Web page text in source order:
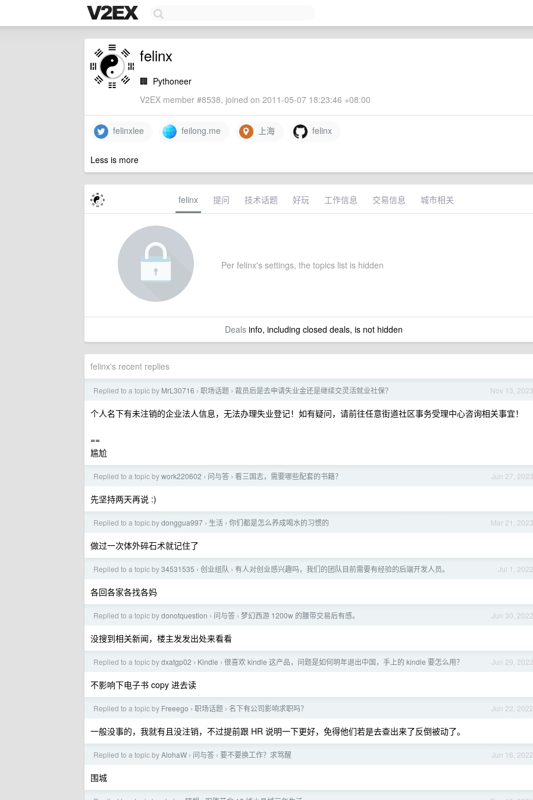
felinx
🏢 Pythoneer
V2EX member #8538, joined on 2011-05-07 18:23:46 +08:00
felinxlee feilong.me 上海 felinx
Less is more
felinx 提问 技术话题 好玩 工作信息 交易信息 城市相关
Per felinx's settings, the topics list is hidden
Dealsinfo, including closed deals, is not hidden
felinx's recent replies
Nov 13, 2023
Replied to a topic by MrL30716 › 职场话题 › 裁员后是去申请失业金还是继续交灵活就业社保？
个人名下有未注销的企业法人信息，无法办理失业登记！如有疑问，请前往任意街道社区事务受理中心咨询相关事宜！
==
尴尬
Jun 27, 2023
Replied to a topic bywork220602 › 问与答 › 看三国志，需要哪些配套的书籍？
先坚持两天再说 :)
Mar 21, 2023
Replied to a topic bydonggua997 › 生活 › 你们都是怎么养成喝水的习惯的
做过一次体外碎石术就记住了
Jul 1, 2022
Replied to a topic by34531535 › 创业组队 › 有人对创业感兴趣吗，我们的团队目前需要有经验的后端开发人员。
各回各家各找各妈
Jun 30, 2022
Replied to a topic bydonotquestion › 问与答 › 梦幻西游 1200w 的腰带交易后有感。
没搜到相关新闻，楼主发发出处来看看
Jun 29, 2022
Replied to a topic bydxatgp02 › Kindle › 很喜欢 kindle 这产品，问题是如何明年退出中国，手上的 kindle 要怎么用？
不影响下电子书 copy 进去读
Jun 22, 2022
Replied to a topic by Freeego › 职场话题 › 名下有公司影响求职吗？
一般没事的，我就有且没注销，不过提前跟 HR 说明一下更好，免得他们若是去查出来了反倒被动了。
Jun 16, 2022
Replied to a topic byAlohaW › 问与答 › 要不要换工作？求骂醒
围城